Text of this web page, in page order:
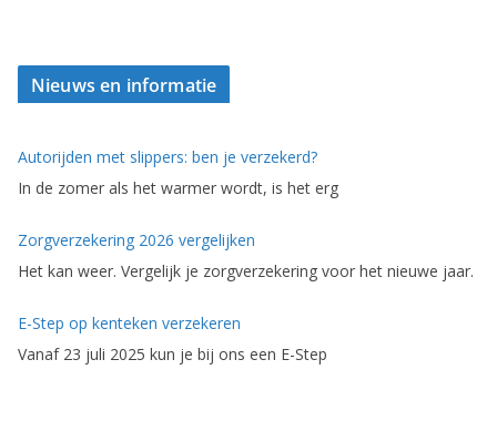
Nieuws en informatie
Autorijden met slippers: ben je verzekerd?
In de zomer als het warmer wordt, is het erg
Zorgverzekering 2026 vergelijken
Het kan weer. Vergelijk je zorgverzekering voor het nieuwe jaar.
E-Step op kenteken verzekeren
Vanaf 23 juli 2025 kun je bij ons een E-Step